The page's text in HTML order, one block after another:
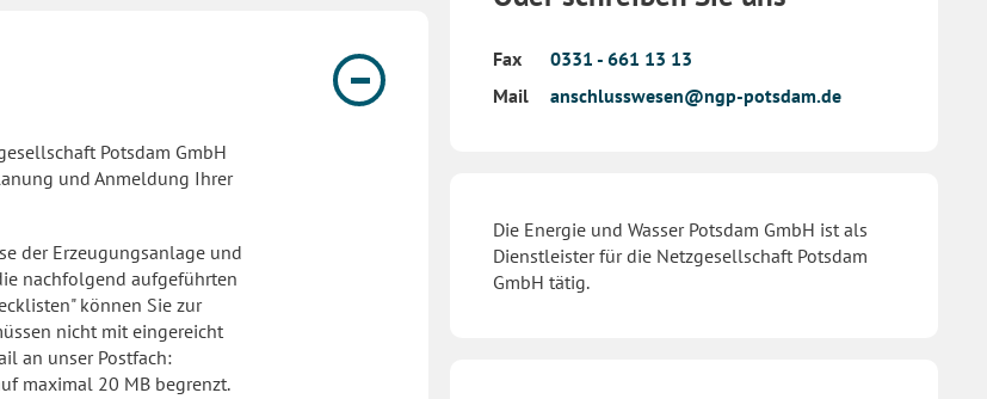
Potsdam GmbH
und Anmeldung Ihrer
der Erzeugungsanlage und
nachfolgend aufgeführten
können Sie zur
nicht mit eingereicht
an unser Postfach:
maximal 20 MB begrenzt.
Fax
0331 - 661 13 13
Mail
anschlusswesen@ngp-potsdam.de
Die Energie und Wasser Potsdam GmbH ist als
Dienstleister für die Netzgesellschaft Potsdam
GmbH tätig.